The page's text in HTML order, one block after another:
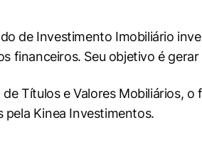
de Investimento Imobiliário
financeiros. Seu objetivo é
Títulos e Valores Mobiliários,
pela Kinea Investimentos.